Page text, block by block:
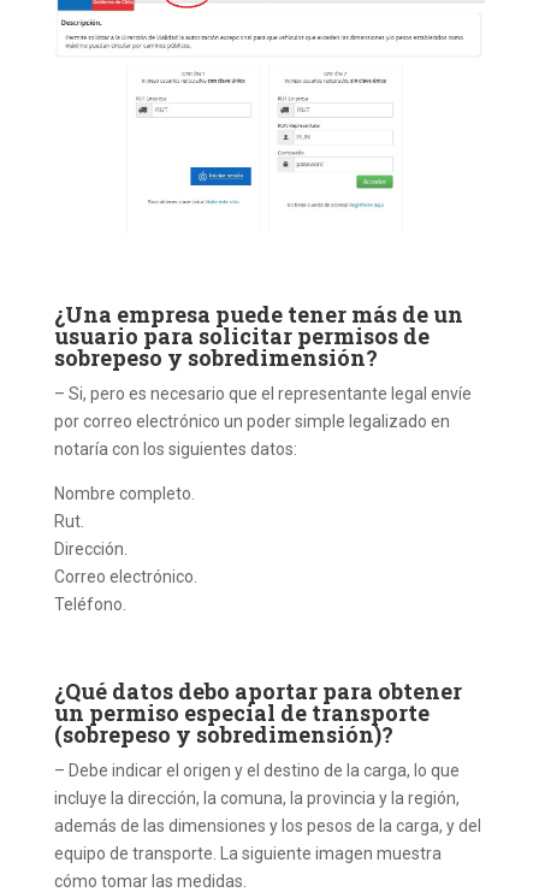
¿Una empresa puede tener más de un
usuario para solicitar permisos de
sobrepeso y sobredimensión?
– Si, pero es necesario que el representante legal envíe
por correo electrónico un poder simple legalizado en
notaría con los siguientes datos:
Nombre completo.
Rut.
Dirección.
Correo electrónico.
Teléfono.
¿Qué datos debo aportar para obtener
un permiso especial de transporte
(sobrepeso y sobredimensión)?
– Debe indicar el origen y el destino de la carga, lo que
incluye la dirección, la comuna, la provincia y la región,
además de las dimensiones y los pesos de la carga, y del
equipo de transporte. La siguiente imagen muestra
cómo tomar las medidas.